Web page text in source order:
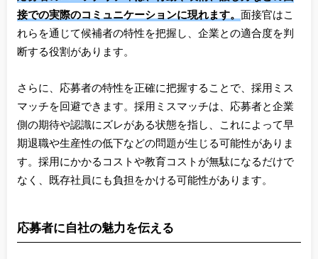
接での実際のコミュニケーションに現れます。面接官はこ
れらを通じて候補者の特性を把握し、企業との適合度を判
断する役割があります。
さらに、応募者の特性を正確に把握することで、採用ミス
マッチを回避できます。採用ミスマッチは、応募者と企業
側の期待や認識にズレがある状態を指し、これによって早
期退職や生産性の低下などの問題が生じる可能性がありま
す。採用にかかるコストや教育コストが無駄になるだけで
なく、既存社員にも負担をかける可能性があります。
応募者に自社の魅力を伝える